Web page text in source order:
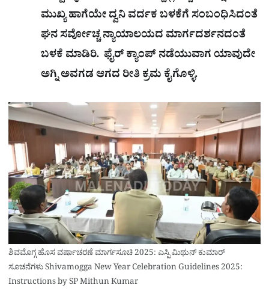
ಮುಖ್ಯ ಹಾಗೆಯೇ ದ್ವನಿ ವರ್ದಕ ಬಳಕೆಗೆ ಸಂಬಂಧಿಸಿದಂತೆ
ಘನ ಸರ್ವೋಚ್ಚ ನ್ಯಾಯಾಲಯದ ಮಾರ್ಗದರ್ಶನದಂತೆ
ಬಳಕೆ ಮಾಡಿರಿ. ಫೈರ್ ಕ್ಯಾಂಪ್ ನಡೆಯುವಾಗ ಯಾವುದೇ
ಅಗ್ನಿ ಅವಗಡ ಆಗದ ರೀತಿ ಕ್ರಮ ಕೈಗೊಳ್ಳಿ.
ಶಿವಮೊಗ್ಗ ಹೊಸ ವರ್ಷಾಚರಣೆ ಮಾರ್ಗಸೂಚಿ 2025: ಎಸ್ಪಿ ಮಿಥುನ್ ಕುಮಾರ್
ಸೂಚನೆಗಳು Shivamogga New Year Celebration Guidelines 2025:
Instructions by SP Mithun Kumar